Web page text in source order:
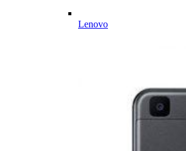
Lenovo